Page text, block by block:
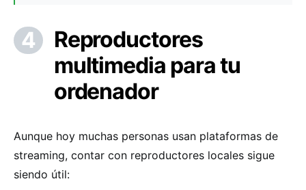
Reproductores
multimedia para tu
ordenador
Aunque hoy muchas personas usan plataformas de
streaming, contar con reproductores locales sigue
siendo útil: